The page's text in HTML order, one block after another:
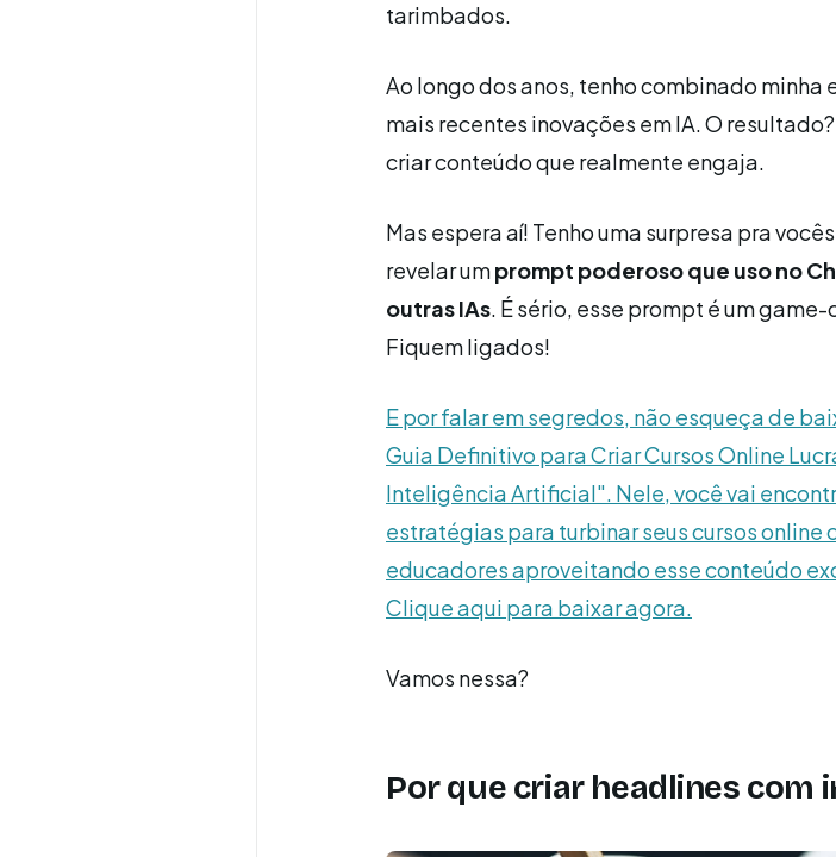
tarimbados.
Ao longo dos anos, tenho combinado minha
mais recentes inovações em IA. O
criar conteúdo que realmente engaja.
Mas espera aí! Tenho uma surpresa pra
revelar umprompt poderoso que uso no
outras IAs. É sério, esse prompt é um
Fiquem ligados!
E por falar em segredos, não esqueça de
Guia Definitivo para Criar Cursos Online
Inteligência Artificial". Nele, você vai
estratégias para turbinar seus cursos online
educadores aproveitando esse conteúdo
Clique aqui para baixar agora.
Vamos nessa?
Por que criar headlines com